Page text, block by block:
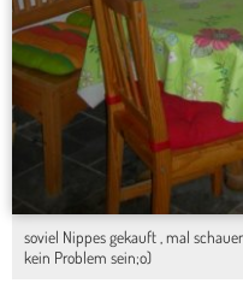
soviel Nippes gekauft , mal
kein Problem sein;o)